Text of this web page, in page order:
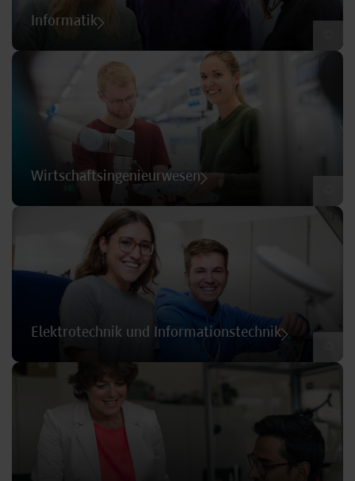
Informatik
Wirtschaftsingenieurwesen
Elektrotechnik und Informationstechnik